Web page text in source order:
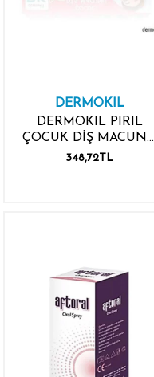
DERMOKIL
DERMOKIL PIRIL
ÇOCUK DİŞ MACUNU
AHUDUDU AROMALI
348,72TL